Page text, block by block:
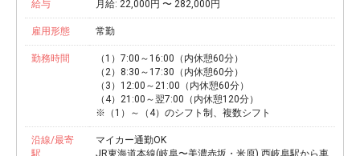
給与 月給: 22,000円 〜 282,000円
雇用形態 常勤
勤務時間
（1）7:00～16:00（内休憩60分）
（2）8:30～17:30（内休憩60分）
（3）12:00～21:00（内休憩60分）
（4）21:00～翌7:00（内休憩120分）
※（1）～（4）のシフト制、複数シフト
沿線/最寄
駅
マイカー通勤OK
JR東海道本線(岐阜〜美濃赤坂・米原) 西岐阜駅から車